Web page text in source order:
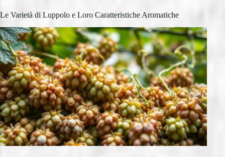
Le Varietà di Luppolo e Loro Caratteristiche Aromatiche